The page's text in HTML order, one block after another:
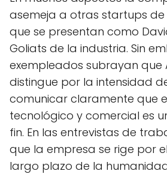
asemeja a otras startups de
que se presentan como
Goliats de la industria. Sin
exempleados subrayan que
distingue por la intensidad
comunicar claramente que
tecnológico y comercial es
fin. En las entrevistas de
que la empresa se rige por
largo plazo de la